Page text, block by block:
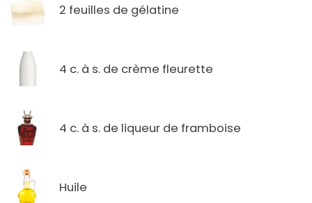
2 feuilles de gélatine
4 c. à s. de crème fleurette
4 c. à s. de liqueur de framboise
Huile